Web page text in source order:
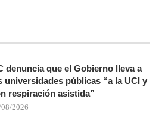
denuncia que el Gobierno lleva a
universidades públicas “a la UCI y
respiración asistida”
2026